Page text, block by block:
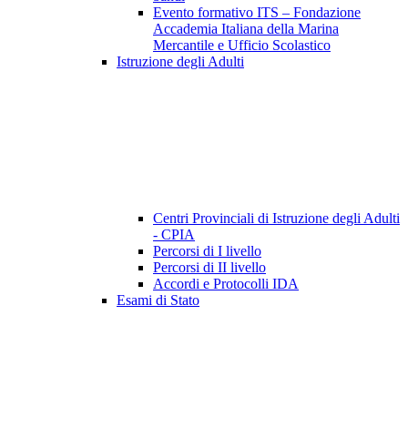
Evento formativo ITS – Fondazione
Accademia Italiana della Marina
Mercantile e Ufficio Scolastico
Istruzione degli Adulti
Centri Provinciali di Istruzione degli Adulti
- CPIA
Percorsi di I livello
Percorsi di II livello
Accordi e Protocolli IDA
Esami di Stato